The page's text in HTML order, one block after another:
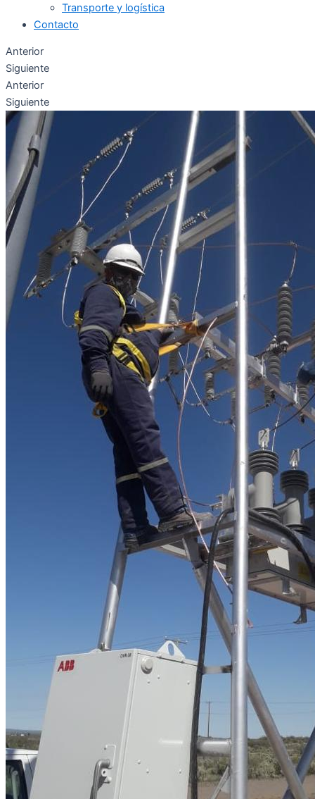
Transporte y logística
Contacto
Anterior
Siguiente
Anterior
Siguiente